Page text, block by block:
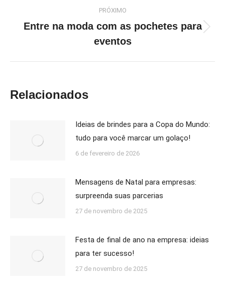
PRÓXIMO
Próximo
post:
Entre na moda com as pochetes para
eventos
Relacionados
Ideias de brindes para a Copa do Mundo:
tudo para você marcar um golaço!
6 de fevereiro de 2026
Mensagens de Natal para empresas:
surpreenda suas parcerias
27 de novembro de 2025
Festa de final de ano na empresa: ideias
para ter sucesso!
27 de novembro de 2025